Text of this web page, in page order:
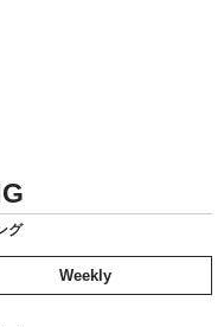
グ
Weekly